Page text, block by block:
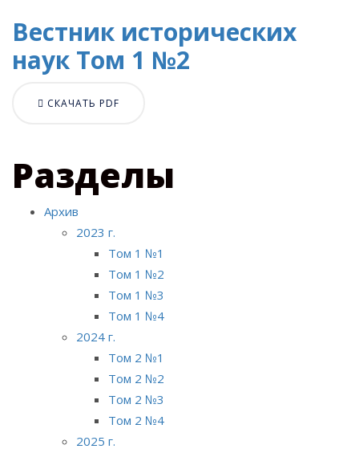
Вестник исторических
наук Том 1 №2
СКАЧАТЬ PDF
Разделы
Архив
2023 г.
Том 1 №1
Том 1 №2
Том 1 №3
Том 1 №4
2024 г.
Том 2 №1
Том 2 №2
Том 2 №3
Том 2 №4
2025 г.